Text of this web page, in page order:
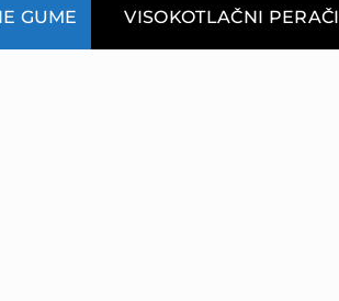
GUME VISOKOTLAČNI PERAČI